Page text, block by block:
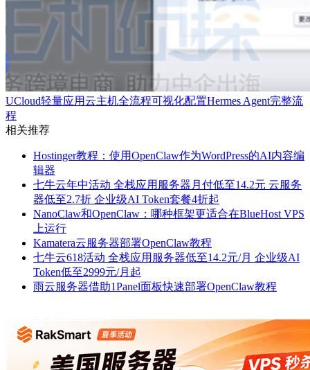
UCloud轻量应用云主机全流程可视化配置Hermes Agent完整流
程
相关推荐
Hostinger教程：使用OpenClaw作为WordPress的AI内容编
辑器
七牛云年中活动 全栈应用服务器月付低至14.2元 云服务
器低至2.7折 企业级AI Token套餐4折起
NanoClaw和OpenClaw：哪种框架更适合在BlueHost VPS
上运行
Kamatera云服务器部署OpenClaw教程
七牛云618活动 全栈应用服务器低至14.2元/月 企业级AI
Token低至2999元/月起
雨云服务器借助1Panel面板快速部署OpenClaw教程